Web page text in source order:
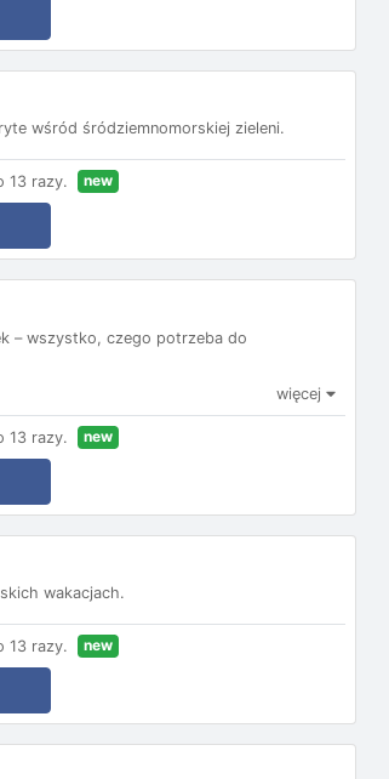
wśród śródziemnomorskiej zieleni.
13 razy. new
– wszystko, czego potrzeba do
więcej
13 razy. new
wakacjach.
13 razy. new